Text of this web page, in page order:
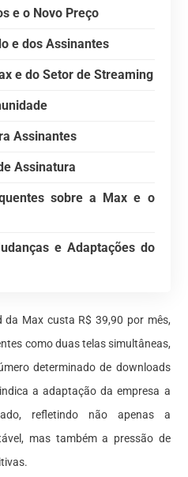
e o Novo Preço
e dos Assinantes
e do Setor de Streaming
Assinantes
Assinatura
sobre a Max e o
e Adaptações do
Max custa R$ 39,90 por mês,
como duas telas simultâneas,
determinado de downloads
a adaptação da empresa a
refletindo não apenas a
mas também a pressão de